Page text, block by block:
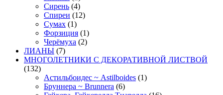
Сирень (4)
Спиреи (12)
Сумах (1)
Форзиция (1)
Черёмуха (2)
ЛИАНЫ (7)
МНОГОЛЕТНИКИ С ДЕКОРАТИВНОЙ ЛИСТВОЙ
(132)
Астильбоидес ~ Astilboides (1)
Бруннера ~ Brunnera (6)